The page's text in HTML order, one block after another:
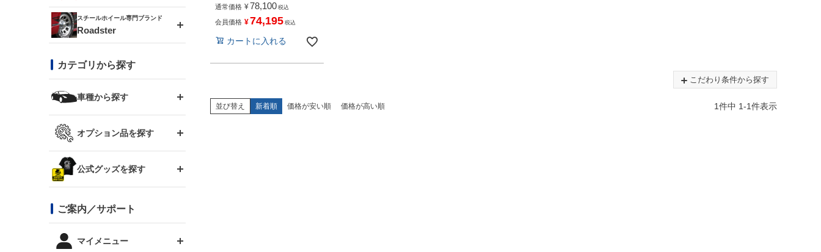
雷神(S15)
龍神(チェイサー)
レーシングライン
アタックライン
ストリームライン
スタイリッシュライン
ブラッシュフェンダー
コンバットアイ
GTウイング
リアウイング
ルーフウイング
ボンネット
カナード
MUD-S7
ボンネット
フェンダー
サイドパーツ
リアウイング
LUX MODEL SP
LUX MODEL
RUGGER MODEL
GROUND MODEL
PHANTOM LIP
DTM:exclusive
オーバーフェンダー
リアウイング
スムージングバンパー
ワイパーガード
内装パーツ
スチールホイール専門ブランド
Roadster
DAYTONA-RS
DAYTONA-RS NEO
まつど家 鉄漢
まつど家 鉄心
まつど家 鉄八
カテゴリから探す
車種から探す
トヨタ
シルビア S13
シルビア S14 前期
スズキ
RX-7
スバル
BRZ
レクサス
オプション品を探す
GTウイング用ラダー
コンバットアイ用ライト
オプションタイヤ
公式グッズを探す
ステッカー
トップス(半袖)
ご案内／サポート
マイメニュー
通常価格 ¥78,100 税込
会員価格 ¥74,195 税込
カートに入れる
こだわり条件から探す
並び替え 新着順 価格が安い順 価格が高い順 1件中 1-1件表示